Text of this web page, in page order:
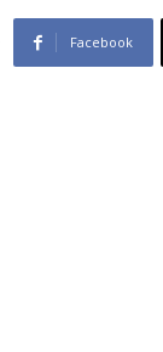
Facebook